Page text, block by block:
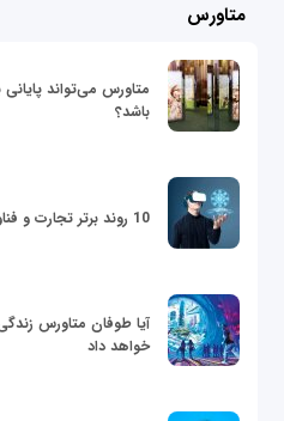
متاورس
متاورس می‌تواند
باشد؟
10 روند برتر تجارت و فناوری در سال 2022
آیا طوفان متاورس
خواهد داد